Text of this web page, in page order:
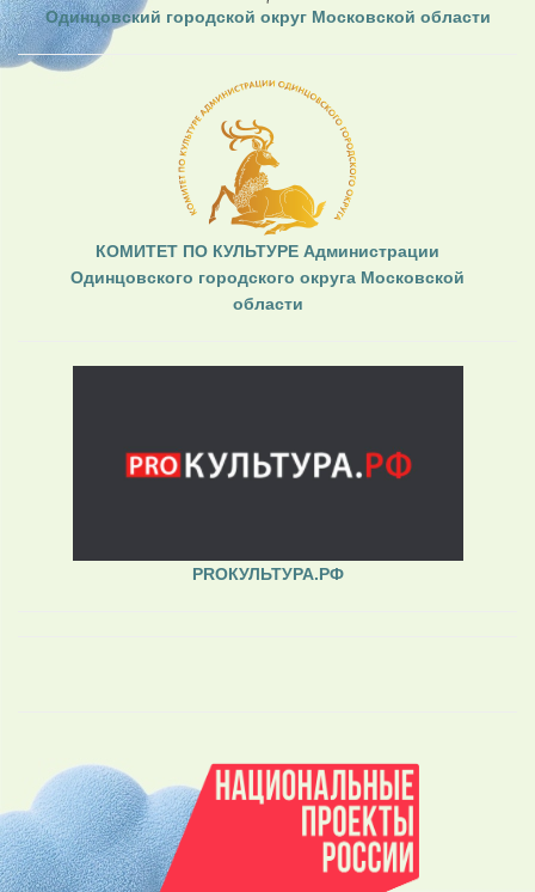
Одинцовский городской округ Московской области
КОМИТЕТ ПО КУЛЬТУРЕ Администрации
Одинцовского городского округа Московской
области
PROКУЛЬТУРА.РФ